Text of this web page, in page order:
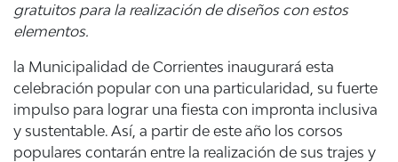
gratuitos para la realización de diseños con estos
elementos.
la Municipalidad de Corrientes inaugurará esta
celebración popular con una particularidad, su fuerte
impulso para lograr una fiesta con impronta inclusiva
y sustentable. Así, a partir de este año los corsos
populares contarán entre la realización de sus trajes y